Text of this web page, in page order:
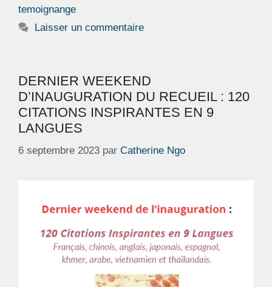
temoignange
Laisser un commentaire
DERNIER WEEKEND
D’INAUGURATION DU RECUEIL : 120
CITATIONS INSPIRANTES EN 9
LANGUES
6 septembre 2023 par Catherine Ngo